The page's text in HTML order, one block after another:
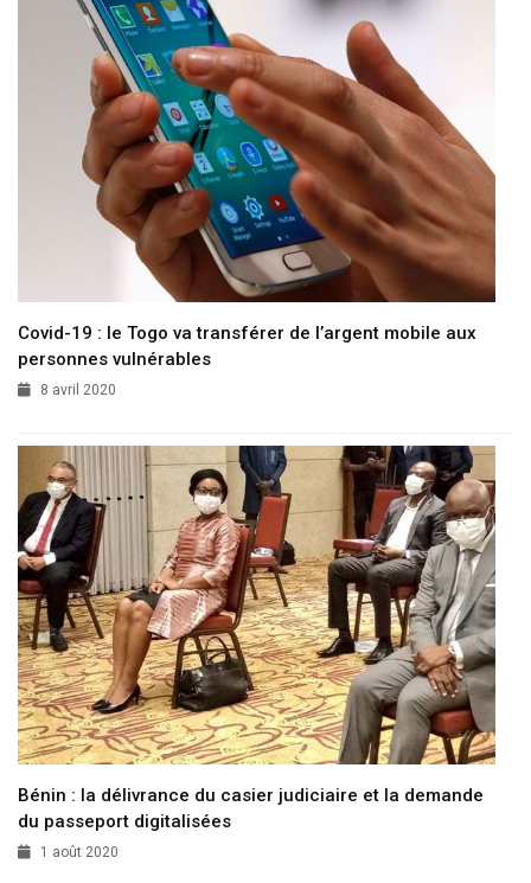
Covid-19 : le Togo va transférer de l’argent mobile aux
personnes vulnérables
8 avril 2020
Bénin : la délivrance du casier judiciaire et la demande
du passeport digitalisées
1 août 2020